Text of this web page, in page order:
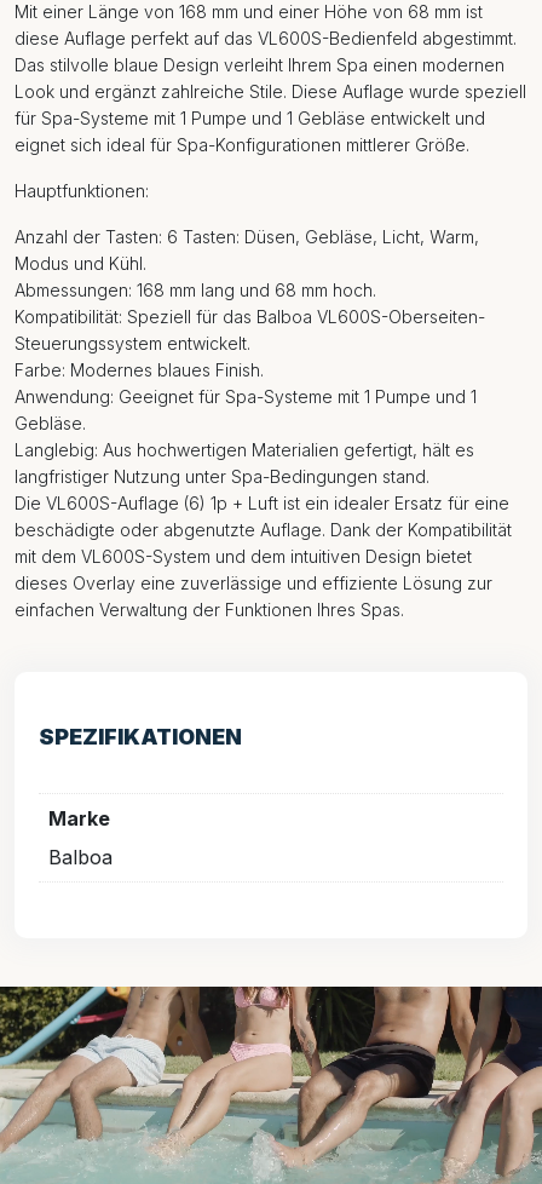
Mit einer Länge von 168 mm und einer Höhe von 68 mm ist
diese Auflage perfekt auf das VL600S-Bedienfeld abgestimmt.
Das stilvolle blaue Design verleiht Ihrem Spa einen modernen
Look und ergänzt zahlreiche Stile. Diese Auflage wurde speziell
für Spa-Systeme mit 1 Pumpe und 1 Gebläse entwickelt und
eignet sich ideal für Spa-Konfigurationen mittlerer Größe.
Hauptfunktionen:
Anzahl der Tasten: 6 Tasten: Düsen, Gebläse, Licht, Warm,
Modus und Kühl.
Abmessungen: 168 mm lang und 68 mm hoch.
Kompatibilität: Speziell für das Balboa VL600S-Oberseiten-
Steuerungssystem entwickelt.
Farbe: Modernes blaues Finish.
Anwendung: Geeignet für Spa-Systeme mit 1 Pumpe und 1
Gebläse.
Langlebig: Aus hochwertigen Materialien gefertigt, hält es
langfristiger Nutzung unter Spa-Bedingungen stand.
Die VL600S-Auflage (6) 1p + Luft ist ein idealer Ersatz für eine
beschädigte oder abgenutzte Auflage. Dank der Kompatibilität
mit dem VL600S-System und dem intuitiven Design bietet
dieses Overlay eine zuverlässige und effiziente Lösung zur
einfachen Verwaltung der Funktionen Ihres Spas.
SPEZIFIKATIONEN
Marke
Balboa